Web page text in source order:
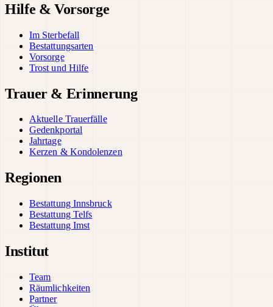
Hilfe & Vorsorge
Im Sterbefall
Bestattungsarten
Vorsorge
Trost und Hilfe
Trauer & Erinnerung
Aktuelle Trauerfälle
Gedenkportal
Jahrtage
Kerzen & Kondolenzen
Regionen
Bestattung Innsbruck
Bestattung Telfs
Bestattung Imst
Institut
Team
Räumlichkeiten
Partner